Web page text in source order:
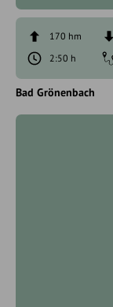
170 hm
2:50 h
Bad Grönenbach